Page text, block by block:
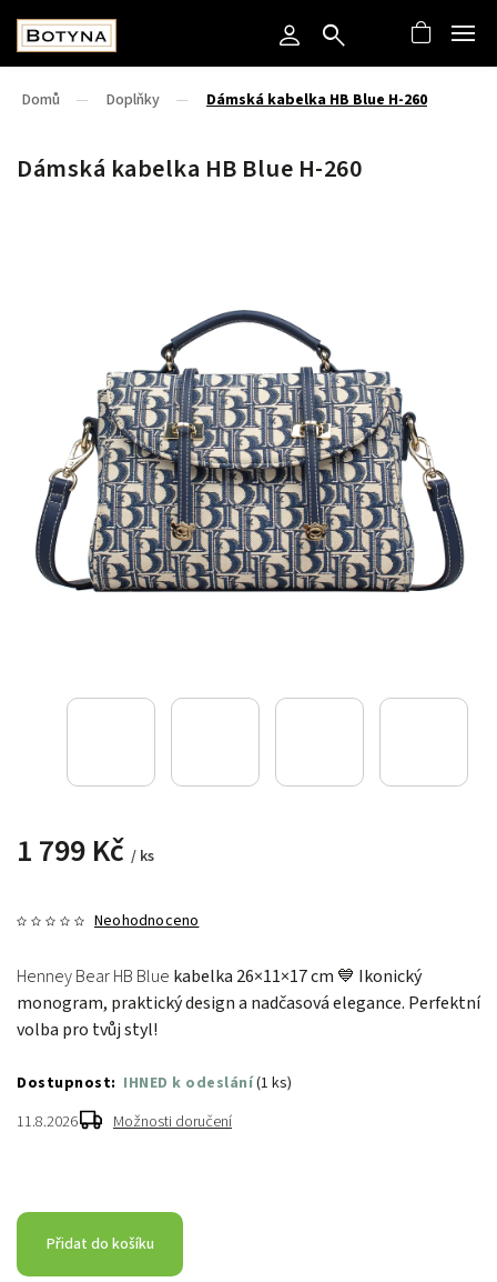
Domů / Doplňky / Dámská kabelka HB Blue H-260
Dámská kabelka HB Blue H-260
1 799 Kč / ks
Neohodnoceno
Henney Bear HB Blue kabelka 26×11×17 cm 💙 Ikonický
monogram, praktický design a nadčasová elegance. Perfektní
volba pro tvůj styl!
IHNED k odeslání(1 ks)
11.8.2026
Možnosti doručení
Přidat do košíku